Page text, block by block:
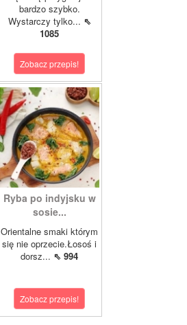
bardzo szybko.
Wystarczy tylko... ⇖
1085
Zobacz przepis!
Ryba po indyjsku w
sosie...
Orientalne smaki którym
się nie oprzecie.Łosoś i
dorsz... ⇖ 994
Zobacz przepis!